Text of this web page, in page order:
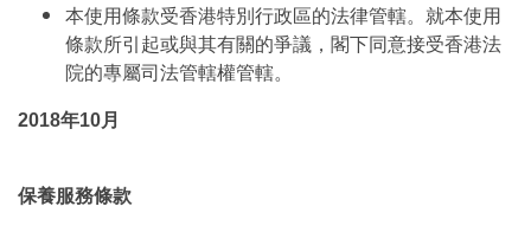
本使用條款受香港特別行政區的法律管轄。就本使用
條款所引起或與其有關的爭議，閣下同意接受香港法
院的專屬司法管轄權管轄。
2018年10月
保養服務條款